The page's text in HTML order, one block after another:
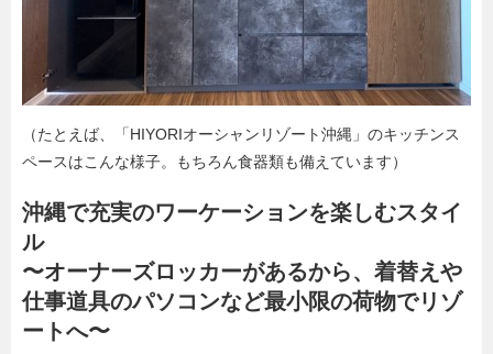
（たとえば、「HIYORIオーシャンリゾート沖縄」のキッチンス
ペースはこんな様子。もちろん食器類も備えています）
沖縄で充実のワーケーションを楽しむスタイ
ル
〜オーナーズロッカーがあるから、着替えや
仕事道具のパソコンなど最小限の荷物でリゾ
ートへ〜